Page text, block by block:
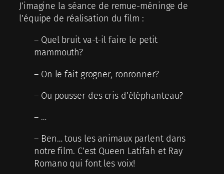
J’imagine la séance de remue-méninge de
l’équipe de réalisation du film :
– Quel bruit va-t-il faire le petit
mammouth?
– On le fait grogner, ronronner?
– Ou pousser des cris d’éléphanteau?
– …
– Ben… tous les animaux parlent dans
notre film. C’est Queen Latifah et Ray
Romano qui font les voix!